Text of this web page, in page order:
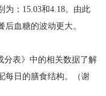
：15.03和4.18。由此
血糖的波动更大。
表》中的相关数据了解
每日的膳食结构。（谢